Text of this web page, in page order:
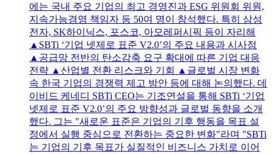
에는 국내 주요 기업의 최고 경영진과 ESG 위원회 위원,
지속가능경영 책임자 등 50여 명이 참석했다. 특히 삼성
전자, SK하이닉스, 포스코, 아모레퍼시픽 등이 자리해
▲SBTi ‘기업 넷제로 표준 V2.0’의 주요 내용과 시사점
▲공급망 전반의 탄소감축 요구 확대에 따른 기업 대응
전략 ▲산업별 전환 리스크와 기회 ▲글로벌 시장 변화
속 한국 기업의 경쟁력 제고 방안 등에 대해 논의했다. 데
이비드 케네디 SBTi CEO는 기조연설을 통해 SBTi ‘기업
넷제로 표준 V2.0’의 주요 방향성과 글로벌 동향을 소개
했다. 그는 "새로운 표준은 기업의 기후 행동을 목표 설
정에서 실행 중심으로 전환하는 중요한 변화"라며 "SBTi
는 기업의 기후 목표가 실질적인 비즈니스 가치로 이어